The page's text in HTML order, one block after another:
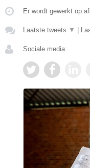
Er wordt gewerkt op
Laatste tweets ▼
Sociale media: